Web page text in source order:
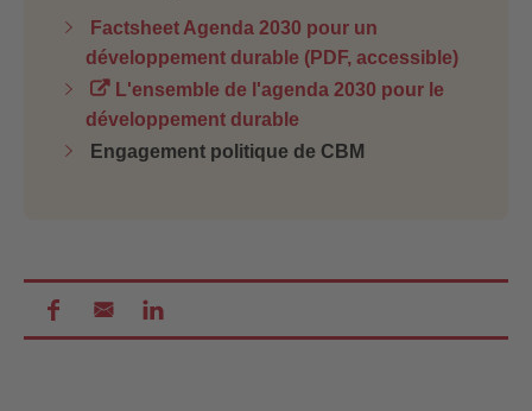
Factsheet Agenda 2030 pour un
développement durable (PDF, accessible)
L'ensemble de l'agenda 2030 pour le
développement durable
Engagement politique de CBM